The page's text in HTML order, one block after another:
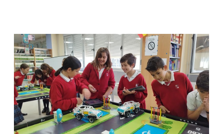
en una sociedad en la que impera de manera
hegemónica el capacitismo.